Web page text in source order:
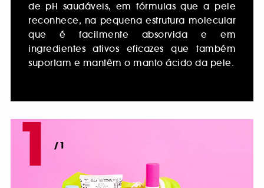
de pH saudáveis, em fórmulas que a pele
reconhece, na pequena estrutura molecular
que é facilmente absorvida e em
ingredientes ativos eficazes que também
suportam e mantêm o manto ácido da pele.
1/1